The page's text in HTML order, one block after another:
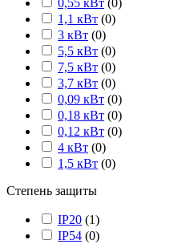
0,55 кВт (0)
1,1 кВт (0)
3 кВт (0)
5,5 кВт (0)
7,5 кВт (0)
3,7 кВт (0)
0,09 кВт (0)
0,18 кВт (0)
0,12 кВт (0)
4 кВт (0)
1,5 кВт (0)
Степень защиты
IP20 (1)
IP54 (0)